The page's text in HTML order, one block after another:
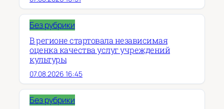
Без рубрики
В регионе стартовала независимая
оценка качества услуг учреждений
культуры
07.08.2026 16:45
Без рубрики